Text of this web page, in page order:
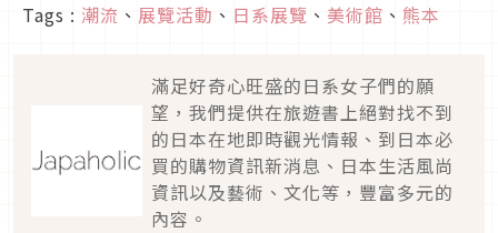
Tags : 潮流 、 展覽活動 、 日系展覽 、 美術館 、 熊本
滿足好奇心旺盛的日系女子們的願
望，我們提供在旅遊書上絕對找不到
的日本在地即時觀光情報、到日本必
買的購物資訊新消息、日本生活風尚
資訊以及藝術、文化等，豐富多元的
內容。